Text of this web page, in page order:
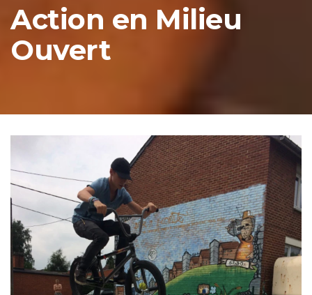
Action en Milieu
Ouvert